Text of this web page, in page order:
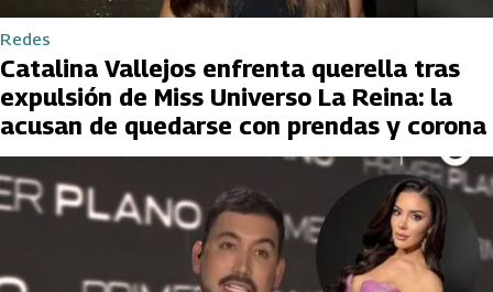
Redes
Catalina Vallejos enfrenta querella tras
expulsión de Miss Universo La Reina: la
acusan de quedarse con prendas y corona